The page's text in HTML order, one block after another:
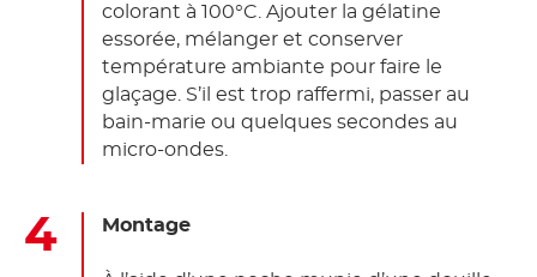
colorant à 100°C. Ajouter la gélatine
essorée, mélanger et conserver
température ambiante pour faire le
glaçage. S’il est trop raffermi, passer au
bain-marie ou quelques secondes au
micro-ondes.
Montage